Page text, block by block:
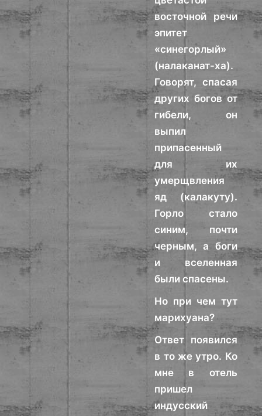
восточной речи
эпитет
«синегорлый»
(налаканат-ха).
Говорят, спасая
других богов от
гибели, он
выпил
припасенный
для их
умерщвления
яд (калакуту).
Горло стало
синим, почти
черным, а боги
и вселенная
были спасены.
Но при чем тут
марихуана?
Ответ появился
в то же утро. Ко
мне в отель
пришел
индусский